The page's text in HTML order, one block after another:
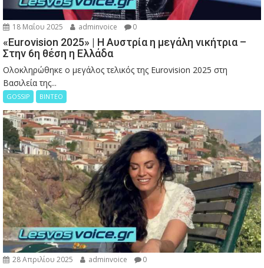
18 Μαΐου 2025 adminvoice 0
«Eurovision 2025» | Η Αυστρία η μεγάλη νικήτρια –
Στην 6η θέση η Ελλάδα
Ολοκληρώθηκε ο μεγάλος τελικός της Eurovision 2025 στη
Βασιλεία της...
GOSSIP ΒΙΝΤΕΟ
28 Απριλίου 2025 adminvoice 0